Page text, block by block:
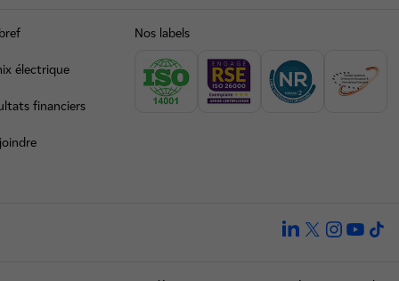
électrique
financiers
Nos labels
linkedintwitterinstagram